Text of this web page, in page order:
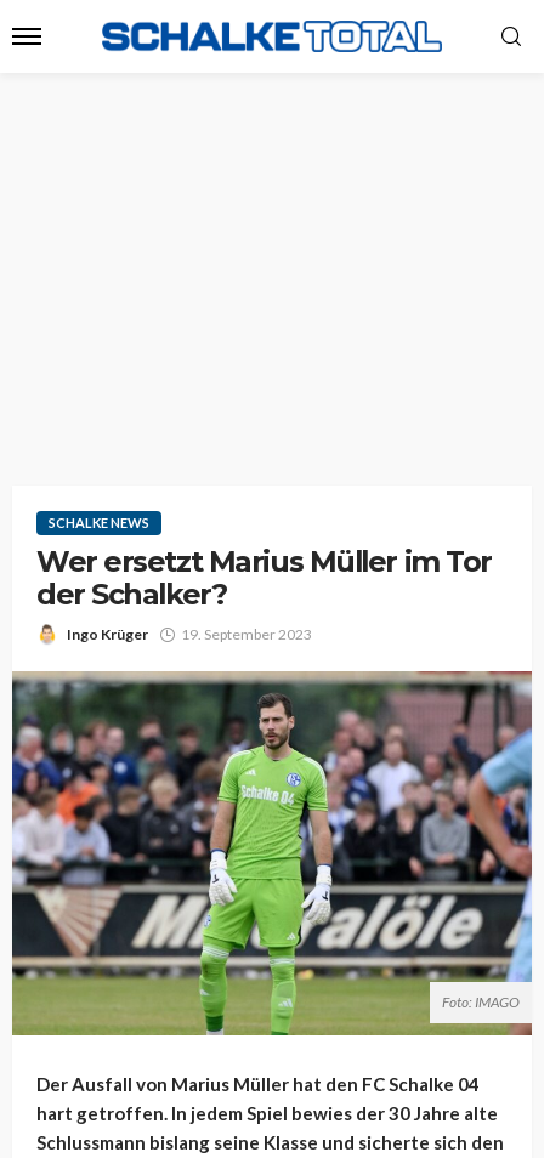
SCHALKE NEWS
Wer ersetzt Marius Müller im Tor
der Schalker?
Ingo Krüger 19. September 2023
Foto: IMAGO
Der Ausfall von Marius Müller hat den FC Schalke 04
hart getroffen. In jedem Spiel bewies der 30 Jahre alte
Schlussmann bislang seine Klasse und sicherte sich den